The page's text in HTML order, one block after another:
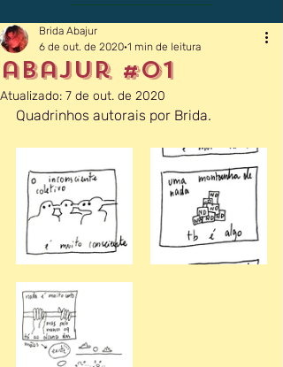
abajur #01
Brida Abajur
6 de out. de 2020 1 min de leitura
Atualizado: 7 de out. de 2020
Quadrinhos autorais por Brida.